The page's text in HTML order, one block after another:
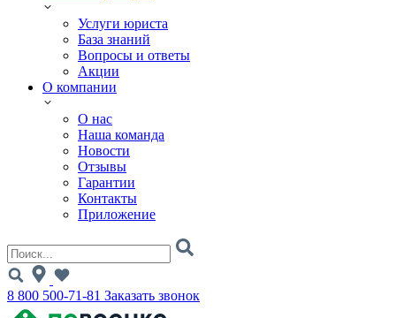
Услуги юриста
База знаний
Вопросы и ответы
Акции
О компании
О нас
Наша команда
Новости
Отзывы
Гарантии
Контакты
Приложение
8 800 500-71-81 Заказать звонок